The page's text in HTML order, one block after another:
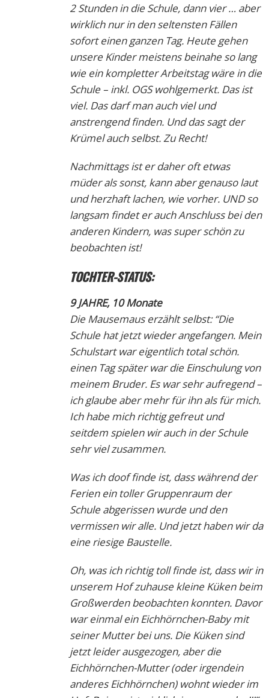
2 Stunden in die Schule, dann vier … aber
wirklich nur in den seltensten Fällen
sofort einen ganzen Tag. Heute gehen
unsere Kinder meistens beinahe so lang
wie ein kompletter Arbeitstag wäre in die
Schule – inkl. OGS wohlgemerkt. Das ist
viel. Das darf man auch viel und
anstrengend finden. Und das sagt der
Krümel auch selbst. Zu Recht!
Nachmittags ist er daher oft etwas
müder als sonst, kann aber genauso laut
und herzhaft lachen, wie vorher. UND so
langsam findet er auch Anschluss bei den
anderen Kindern, was super schön zu
beobachten ist!
TOCHTER-STATUS:
9 JAHRE, 10 Monate
Die Mausemaus erzählt selbst: “Die
Schule hat jetzt wieder angefangen. Mein
Schulstart war eigentlich total schön.
einen Tag später war die Einschulung von
meinem Bruder. Es war sehr aufregend –
ich glaube aber mehr für ihn als für mich.
Ich habe mich richtig gefreut und
seitdem spielen wir auch in der Schule
sehr viel zusammen.
Was ich doof finde ist, dass während der
Ferien ein toller Gruppenraum der
Schule abgerissen wurde und den
vermissen wir alle. Und jetzt haben wir da
eine riesige Baustelle.
Oh, was ich richtig toll finde ist, dass wir in
unserem Hof zuhause kleine Küken beim
Großwerden beobachten konnten. Davor
war einmal ein Eichhörnchen-Baby mit
seiner Mutter bei uns. Die Küken sind
jetzt leider ausgezogen, aber die
Eichhörnchen-Mutter (oder irgendein
anderes Eichhörnchen) wohnt wieder im